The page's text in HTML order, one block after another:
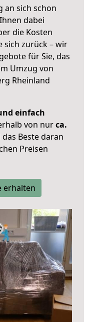
an sich schon
dabei
die Kosten
sich zurück – wir
für Sie, das
Umzug von
Rheinland
einfach
von nurca.
Beste daran
Preisen
erhalten